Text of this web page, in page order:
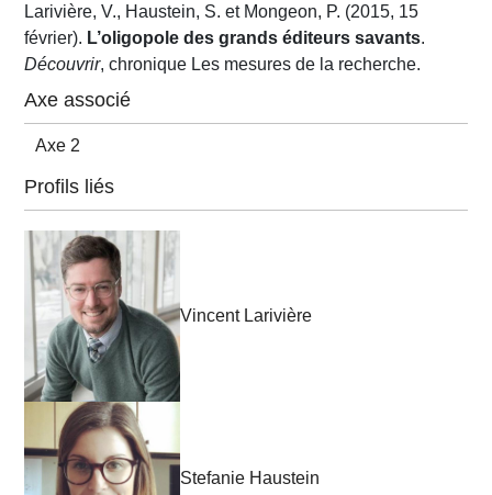
Larivière, V., Haustein, S. et Mongeon, P. (2015, 15
février). L’oligopole des grands éditeurs savants.
Découvrir, chronique Les mesures de la recherche.
Axe associé
Axe 2
Profils liés
Vincent Larivière
Stefanie Haustein